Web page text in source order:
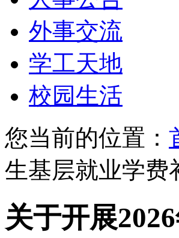
外事交流
学工天地
校园生活
您当前的位置：
生基层就业学费
关于开展